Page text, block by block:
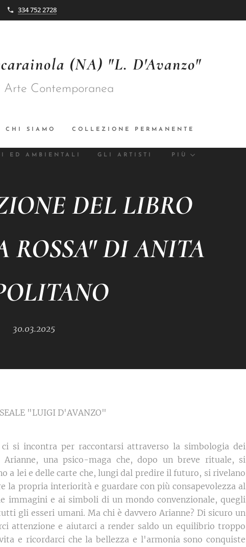
334 752 2728
(NA) "L. D'Avanzo"
Arte Contemporanea
CHI SIAMO COLLEZIONE PERMANENTE
ED AMBIENTALI GLI ARTISTI PIÙ
DEL LIBRO
ROSSA" DI ANITA
30.03.2025
"LUIGI D'AVANZO"
si incontra per raccontarsi attraverso la simbologia dei
una psico-maga che, dopo un breve rituale, si
a lei e delle carte che, lungi dal predire il futuro, si rivelano
la propria interiorità e guardare con più consapevolezza al
immagini e ai simboli di un mondo convenzionale, quegli
gli esseri umani. Ma chi è davvero Arianne? Di sicuro un
attenzione e aiutarci a render saldo un equilibrio troppo
e ricordarci che la bellezza e l'armonia sono conquiste